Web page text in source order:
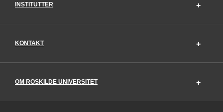
INSTITUTTER
KONTAKT
OM ROSKILDE UNIVERSITET